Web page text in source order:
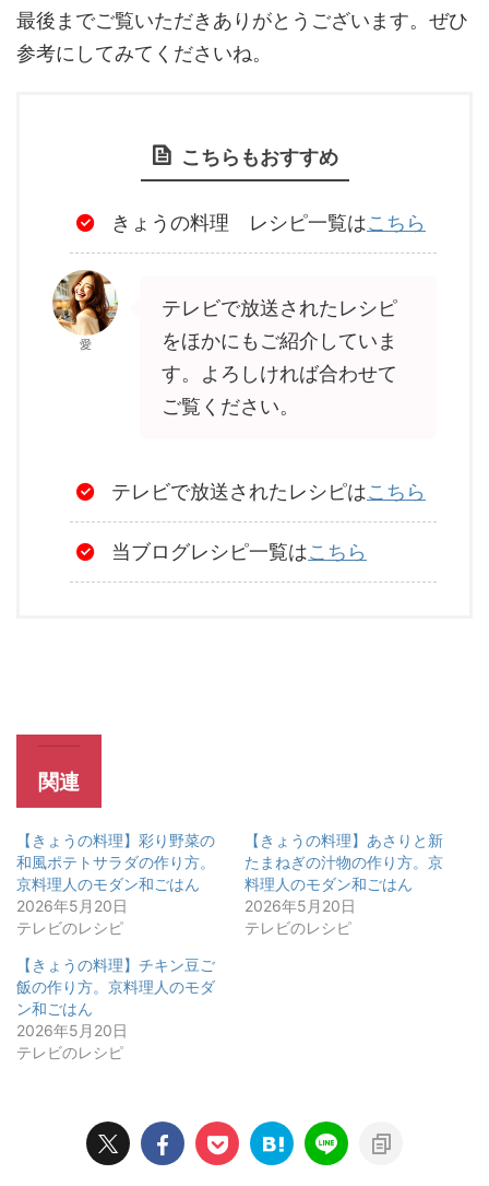
最後までご覧いただきありがとうございます。ぜひ
参考にしてみてくださいね。
こちらもおすすめ
きょうの料理 レシピ一覧はこちら
愛
テレビで放送されたレシピ
をほかにもご紹介していま
す。よろしければ合わせて
ご覧ください。
テレビで放送されたレシピはこちら
当ブログレシピ一覧はこちら
関連
【きょうの料理】彩り野菜の
和風ポテトサラダの作り方。
京料理人のモダン和ごはん
2026年5月20日
テレビのレシピ
【きょうの料理】あさりと新
たまねぎの汁物の作り方。京
料理人のモダン和ごはん
2026年5月20日
テレビのレシピ
【きょうの料理】チキン豆ご
飯の作り方。京料理人のモダ
ン和ごはん
2026年5月20日
テレビのレシピ